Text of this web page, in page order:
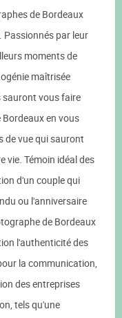
de Bordeaux
par leur
moments de
maîtrisée
sauront vous faire
en vous
de vue qui sauront
vie. Témoin idéal des
d'un couple qui
ou l'anniversaire
de Bordeaux
l'authenticité des
la communication,
des entreprises
tels qu'une